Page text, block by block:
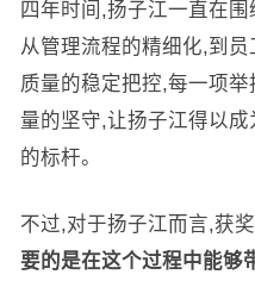
四年时间,扬子江一直在围
从管理流程的精细化,到
质量的稳定把控,每一项
量的坚守,让扬子江得以
的标杆。
不过,对于扬子江而言,获
要的是在这个过程中能够